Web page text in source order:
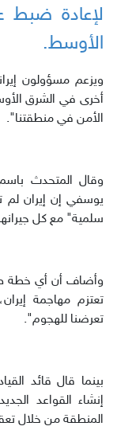
لإعادة
الأوسط.
ويزعم مسؤولون
أخرى في الشرق
الأمن في منطقتنا".
وقال المتحدث
يوسفي إن إيران لم
سلمية" مع كل
وأضاف أن أي خطة
تعتزم مهاجمة
تعرضنا للهجوم".
بينما قال قائد
إنشاء القواعد
المنطقة من خلال